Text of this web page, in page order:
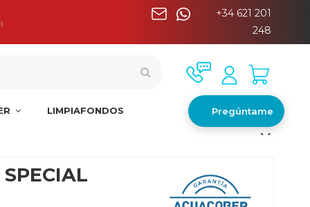
+34 621 201
248
LIMPIAFONDOS Pregúntame